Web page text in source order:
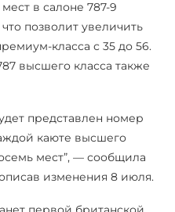
в салоне 787-9
что позволит увеличить
класса с 35 до 56.
высшего класса также
представлен номер
каюте высшего
мест”, — сообщила
изменения 8 июля.